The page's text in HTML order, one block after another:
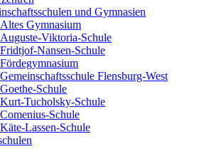
und Gymnasien
Altes Gymnasium
Auguste-Viktoria-Schule
Fridtjof-Nansen-Schule
Fördegymnasium
Gemeinschaftsschule Flensburg-West
Goethe-Schule
Kurt-Tucholsky-Schule
Comenius-Schule
Käte-Lassen-Schule